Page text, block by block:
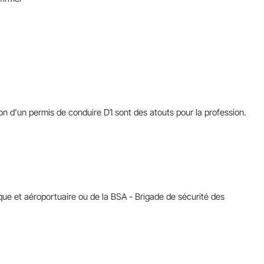
permis de conduire D1 sont des atouts pour la profession.
et aéroportuaire ou de la BSA - Brigade de sécurité des